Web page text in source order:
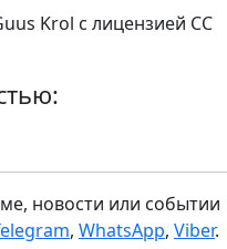
Krol с лицензией CC
новости или событии
, WhatsApp, Viber.